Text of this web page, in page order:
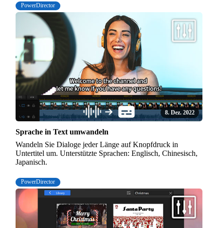
PowerDirector
8. Dez. 2022
Sprache in Text umwandeln
Wandeln Sie Dialoge jeder Länge auf Knopfdruck in
Untertitel um. Unterstützte Sprachen: Englisch, Chinesisch,
Japanisch.
PowerDirector